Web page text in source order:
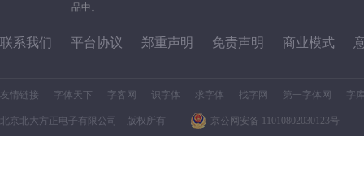
品中。
联系我们 平台协议 郑重声明 免责声明 商业模式
友情链接 字体天下 字客网 识字体 求字体 找字网 第一字体网 字
北京北大方正电子有限公司 版权所有 京公网安备 11010802030123号